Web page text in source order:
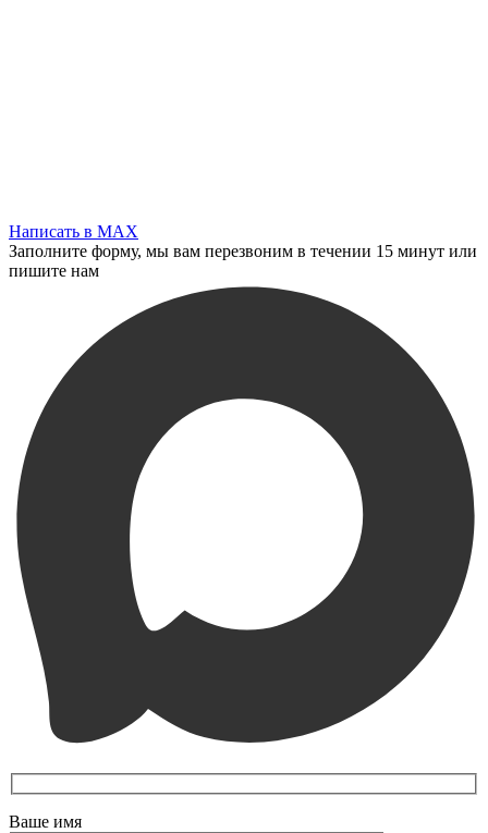
Написать в MAX
Заполните форму, мы вам перезвоним в течении 15 минут или
пишите нам
Ваше имя